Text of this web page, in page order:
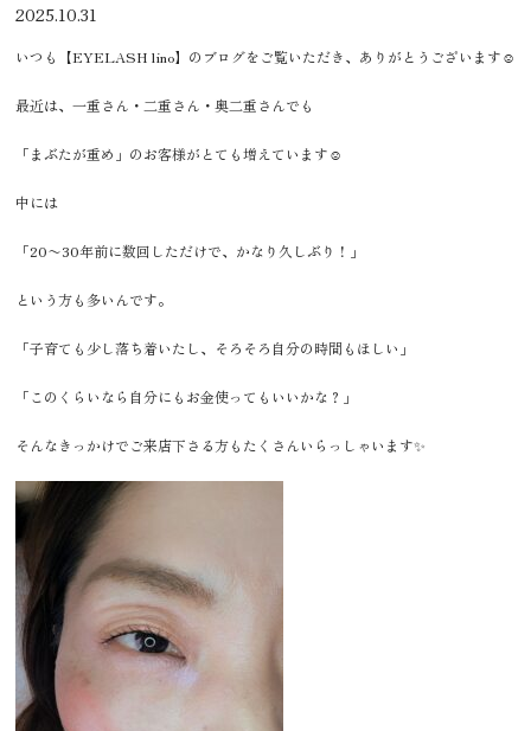
2025.10.31
いつも【EYELASH lino】のブログをご覧いただき、ありがとうございます☺️
最近は、一重さん・二重さん・奥二重さんでも
「まぶたが重め」のお客様がとても増えています☺️
中には
「20〜30年前に数回しただけで、かなり久しぶり！」
という方も多いんです。
「子育ても少し落ち着いたし、そろそろ自分の時間もほしい」
「このくらいなら自分にもお金使ってもいいかな？」
そんなきっかけでご来店下さる方もたくさんいらっしゃいます✨